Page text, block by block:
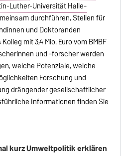
Luther-Universität Halle-
durchführen, Stellen für
und Doktoranden
mit 3,4 Mio. Euro vom BMBF
und -forscher werden
welche Potenziale, welche
Forschung und
drängender gesellschaftlicher
Informationen finden Sie
kurz Umweltpolitik erklären